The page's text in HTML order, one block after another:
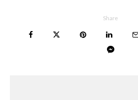
Share